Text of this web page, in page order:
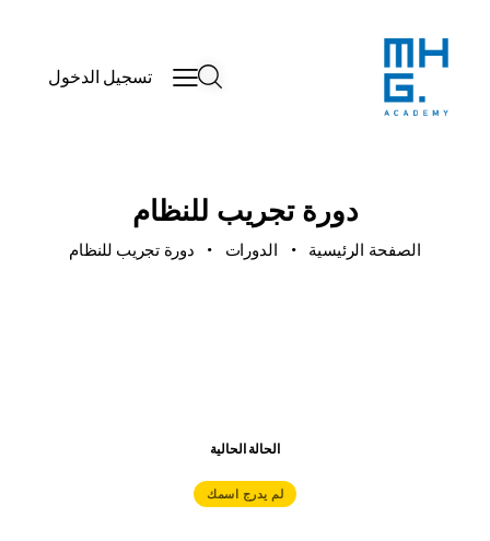
تسجيل الدخول
دورة تجريب للنظام
الصفحة الرئيسية الدورات دورة تجريب للنظام
الحالة الحالية
لم يدرج اسمك